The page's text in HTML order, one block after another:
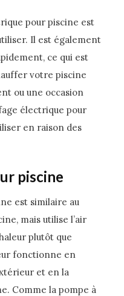
pour piscine est
Il est également
ce qui est
votre piscine
ou une occasion
électrique pour
en raison des
piscine
est similaire au
mais utilise l’air
plutôt que
fonctionne en
et en la
Comme la pompe à